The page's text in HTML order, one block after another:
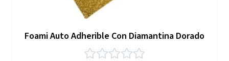
Foami Auto Adherible Con Diamantina Dorado